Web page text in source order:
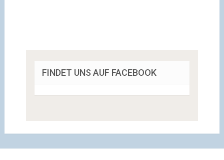
FINDET UNS AUF FACEBOOK